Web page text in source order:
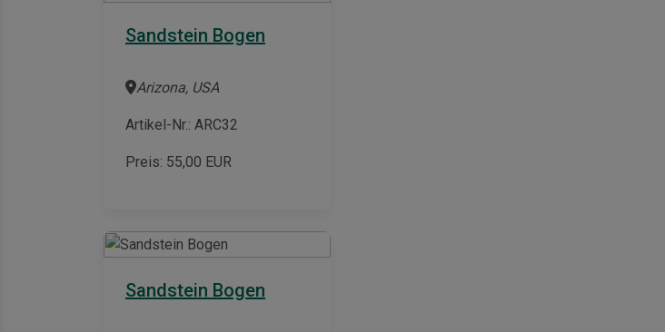
Sandstein Bogen
Arizona, USA
Artikel-Nr.: ARC32
Preis: 55,00 EUR
Sandstein Bogen